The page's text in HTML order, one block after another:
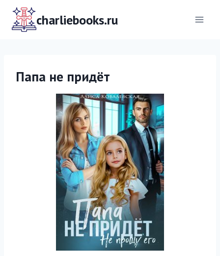
Перейти
содержимомуcharliebooks.ru
Папа не придёт